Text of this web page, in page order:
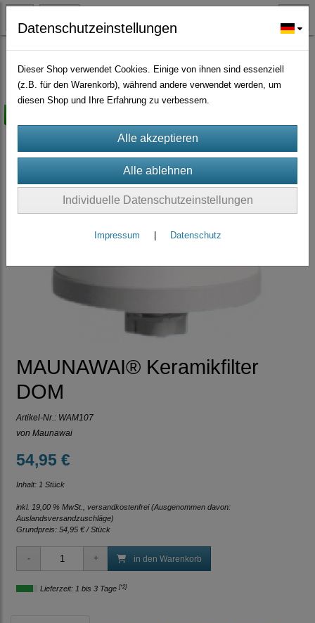
Wasserfilter Ersatzteile Stand Wasserfilter(9)
MAUNAWAI® Keramikfilter
DOM
Artikel-Nr.: WAM107
von Maunawai
54,95 €
Inhalt: 1 Stück
inkl. 19,00 % MwSt., versandkostenfrei(Ausgenommen davon:
Auslandsversandzuschläge)
Grundpreis: 54,95 € / Stück
in den Warenkorb
Lieferzeit: 1 bis 3 Tage [*2]
Datenschutzeinstellungen
Dieser Shop verwendet Cookies. Einige von ihnen sind essenziell
(z.B. für den Warenkorb), während andere verwendet werden, um
diesen Shop und Ihre Erfahrung zu verbessern.
Individuelle Datenschutzeinstellungen
Impressum Datenschutz